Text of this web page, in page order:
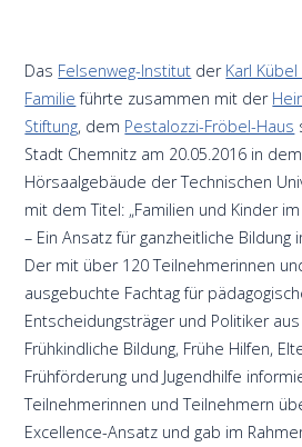
Das Felsenweg-Institut der Karl
Familie führte zusammen mit der
Stiftung, dem Pestalozzi-Fröbel-Haus
Stadt Chemnitz am 20.05.2016 in
Hörsaalgebäude der Technischen
mit dem Titel: „Familien und Kinder
– Ein Ansatz für ganzheitliche Bildung
Der mit über 120 Teilnehmerinnen
ausgebuchte Fachtag für
Entscheidungsträger und Politiker
Frühkindliche Bildung, Frühe Hilfen,
Frühförderung und Jugendhilfe
Teilnehmerinnen und Teilnehmern
Excellence-Ansatz und gab im